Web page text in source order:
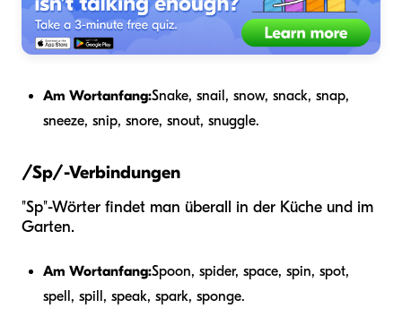
Am Wortanfang:Snake, snail, snow, snack, snap,
sneeze, snip, snore, snout, snuggle.
/Sp/-Verbindungen
"Sp"-Wörter findet man überall in der Küche und im
Garten.
Am Wortanfang:Spoon, spider, space, spin, spot,
spell, spill, speak, spark, sponge.